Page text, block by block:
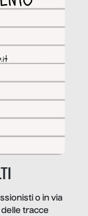
o in via
tracce